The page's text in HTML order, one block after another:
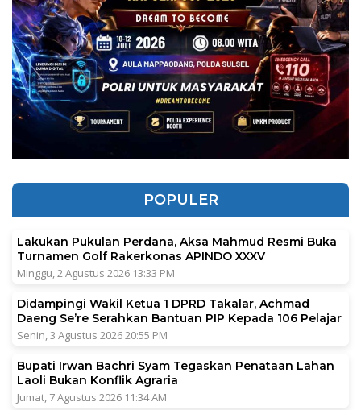
POPULER
Lakukan Pukulan Perdana, Aksa Mahmud Resmi Buka
Turnamen Golf Rakerkonas APINDO XXXV
Minggu, 2 Agustus 2026 13:33 PM
Didampingi Wakil Ketua 1 DPRD Takalar, Achmad
Daeng Se’re Serahkan Bantuan PIP Kepada 106 Pelajar
Senin, 3 Agustus 2026 20:55 PM
Bupati Irwan Bachri Syam Tegaskan Penataan Lahan
Laoli Bukan Konflik Agraria
Jumat, 7 Agustus 2026 11:34 AM